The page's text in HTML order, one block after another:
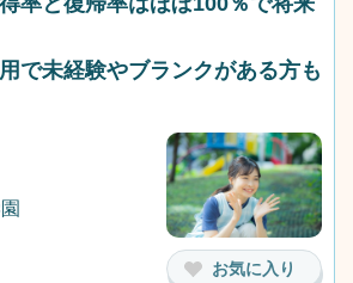
で未経験やブランクがある方も
お気に入り